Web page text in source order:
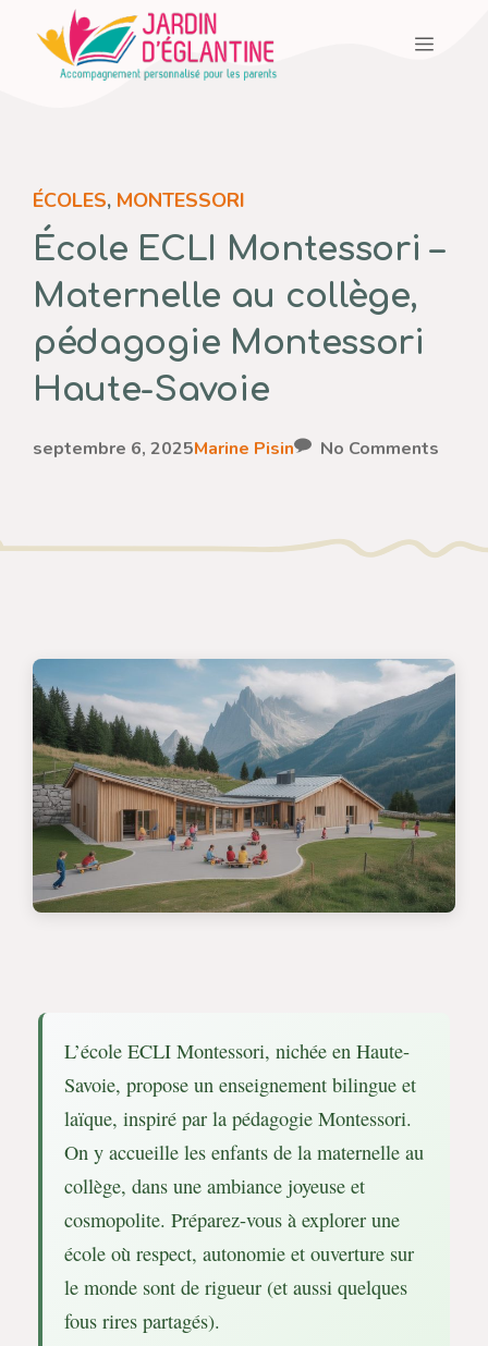
contenu
Menu
ÉCOLES, MONTESSORI
École ECLI Montessori –
Maternelle au collège,
pédagogie Montessori
Haute-Savoie
septembre 6, 2025Marine Pisin No Comments
L’école ECLI Montessori, nichée en Haute-
Savoie, propose un enseignement bilingue et
laïque, inspiré par la pédagogie Montessori.
On y accueille les enfants de la maternelle au
collège, dans une ambiance joyeuse et
cosmopolite. Préparez-vous à explorer une
école où respect, autonomie et ouverture sur
le monde sont de rigueur (et aussi quelques
fous rires partagés).